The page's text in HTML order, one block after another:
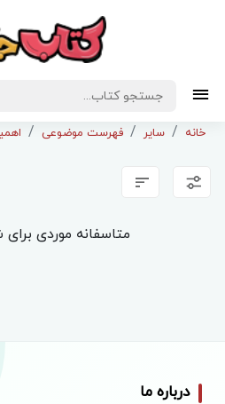
خانه سایر فهرست موضوعی
متاسفانه موردی
درباره ما